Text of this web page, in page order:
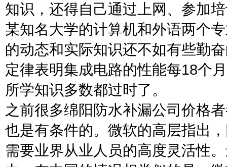
知识，还得自己通过上网、参加
某知名大学的计算机和外语两个
的动态和实际知识还不如有些勤
定律表明集成电路的性能每18个
所学知识多数都过时了。
之前很多绵阳防水补漏公司价格
也是有条件的。微软的高层指出
需要业界从业人员的高度灵活性